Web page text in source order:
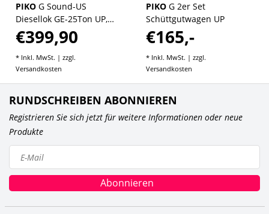
PIKO G Sound-US
Diesellok GE-25Ton UP,
RC, inkl. PIKO Sound-
Decoder
€399,90
* Inkl. MwSt. | zzgl.
Versandkosten
PIKO G 2er Set
Schüttgutwagen UP
€165,-
* Inkl. MwSt. | zzgl.
Versandkosten
RUNDSCHREIBEN ABONNIEREN
Registrieren Sie sich jetzt für weitere Informationen oder neue
Produkte
Abonnieren